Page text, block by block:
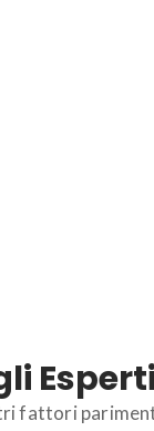
Esperti
fattori